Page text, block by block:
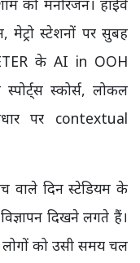
को मनोरंजन। हाईवे
मेट्रो स्टेशनों पर सुबह
के AI in OOH
स्कोर्स, लोकल
पर contextual
वाले दिन स्टेडियम के
दिखने लगते हैं।
को उसी समय चल